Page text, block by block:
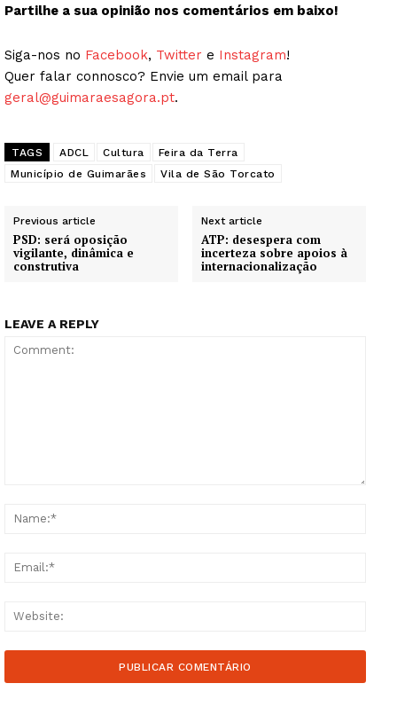
Guimarães, agora!
SUBSCREVA JÁ!
Institucional
Artigos
Partilhe a sua opinião nos comentários em baixo!
Siga-nos no Facebook, Twitter e Instagram!
Quer falar connosco? Envie um email para
geral@guimaraesagora.pt.
TAGS ADCL Cultura
Feira da Terra
Município de Guimarães
Vila de São Torcato
Previous article
PSD: será oposição
vigilante, dinâmica e
construtiva
Next article
ATP: desespera com
incerteza sobre apoios à
internacionalização
LEAVE A REPLY